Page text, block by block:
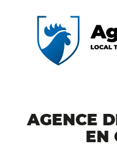
AGENCE
EN